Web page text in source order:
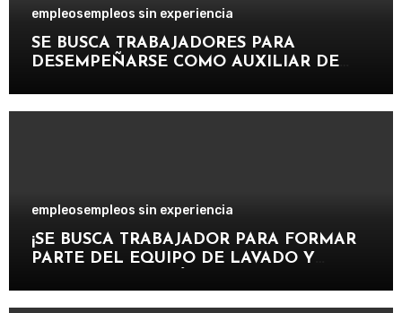
empleosempleos sin experiencia
SE BUSCA TRABAJADORES PARA
DESEMPEÑARSE COMO AUXILIAR DE
RECREATIVAS, DEPORTIVAS Y
empleosempleos sin experiencia
¡SE BUSCA TRABAJADOR PARA FORMAR
PARTE DEL EQUIPO DE LAVADO Y
IMPORTANTE CENTRO DE SERVICIOS